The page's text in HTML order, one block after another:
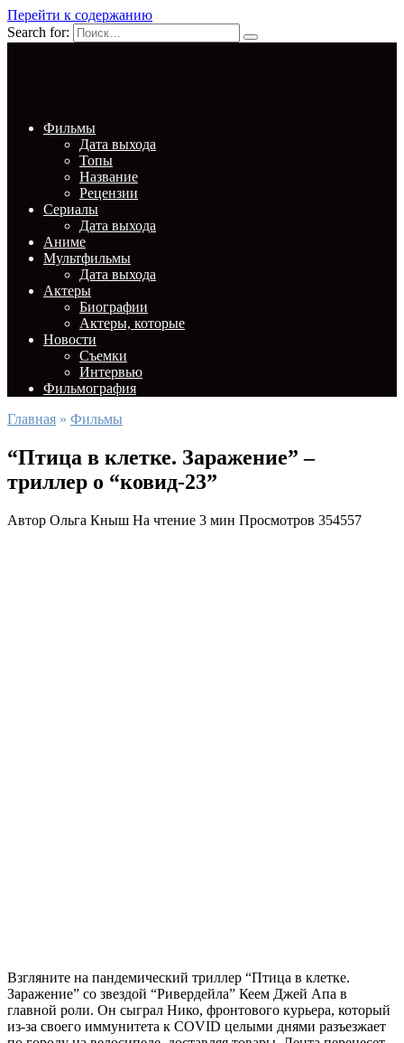
Перейти к содержанию
Search for:
Фильмы
Дата выхода
Топы
Название
Рецензии
Сериалы
Дата выхода
Аниме
Мультфильмы
Дата выхода
Актеры
Биографии
Актеры, которые
Новости
Съемки
Интервью
Фильмография
Главная » Фильмы
“Птица в клетке. Заражение” –
триллер о “ковид-23”
Автор Ольга Кныш На чтение 3 мин Просмотров 354557
Взгляните на пандемический триллер “Птица в клетке.
Заражение” со звездой “Ривердейла” Кеем Джей Апа в
главной роли. Он сыграл Нико, фронтового курьера, который
из-за своего иммунитета к COVID целыми днями разъезжает